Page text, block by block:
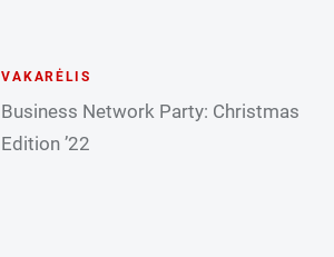
VAKARĖLIS
Business Network Party: Christmas
Edition ’22